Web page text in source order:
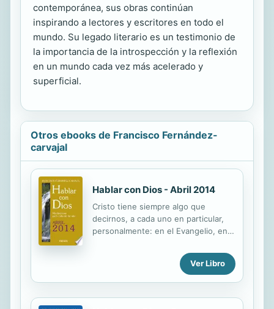
contemporánea, sus obras continúan
inspirando a lectores y escritores en todo el
mundo. Su legado literario es un testimonio de
la importancia de la introspección y la reflexión
en un mundo cada vez más acelerado y
superficial.
Otros ebooks de Francisco Fernández-
carvajal
Hablar con Dios - Abril 2014
Cristo tiene siempre algo que
decirnos, a cada uno en particular,
personalmente: en el Evangelio, en
Se incluyen las meditaciones
correspondientes al mes de abril de
2014, del martes de la 4a semana de
Ver Libro